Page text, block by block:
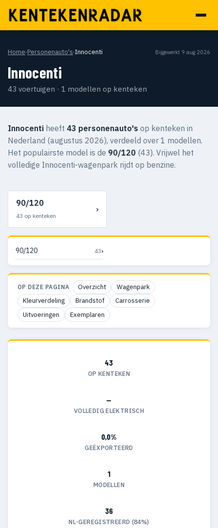
Home›Personenauto's›Innocenti Bijgewerkt 9 aug 2026
Innocenti
43 voertuigen · 1 modellen op kenteken
Innocenti heeft 43 personenauto's op kenteken in
Nederland (augustus 2026), verdeeld over 1 modellen.
Het populairste model is de 90/120 (43). Vrijwel het
volledige Innocenti-wagenpark rijdt op benzine.
90/120
43 op kenteken
›
90/120 43›
OP DEZE PAGINA Overzicht
Wagenpark
Kleurverdeling
Brandstof
Carrosserie
Uitvoeringen
Exemplaren
43
OP KENTEKEN
—
VOLLEDIG ELEKTRISCH
0,0%
GEËXPORTEERD
1
MODELLEN
36
NL-GEREGISTREERD (84%)